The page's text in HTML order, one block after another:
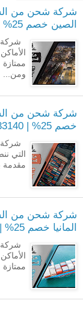
شركة شحن من
الصين خصم 25% | 0560533140
شركة
ومن...
شركة شحن من
خصم 25% | 0560533140
شركة
التي
مقدمة
شركة شحن من
المانيا خصم 25% | 0560533140
شركة